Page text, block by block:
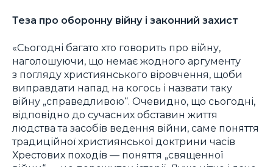
Теза про оборонну війну і законний захист
«Сьогодні багато хто говорить про війну,
наголошуючи, що немає жодного аргументу
з погляду християнського віровчення, щоби
виправдати напад на когось і назвати таку
війну „справедливою“. Очевидно, що сьогодні,
відповідно до сучасних обставин життя
людства та засобів ведення війни, саме поняття
традиційної християнської доктрини часів
Хрестових походів — поняття „священної